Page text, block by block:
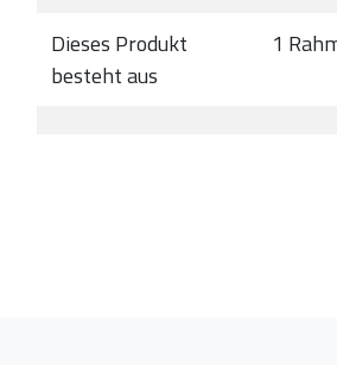
Dieses Produkt
besteht aus
1